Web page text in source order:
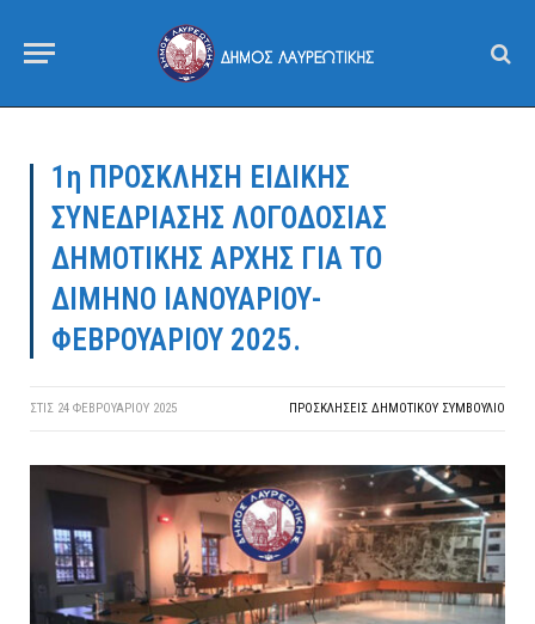
1η ΠΡΟΣΚΛΗΣΗ ΕΙΔΙΚΗΣ
ΣΥΝΕΔΡΙΑΣΗΣ ΛΟΓΟΔΟΣΙΑΣ
ΔΗΜΟΤΙΚΗΣ ΑΡΧΗΣ ΓΙΑ ΤΟ
ΔΙΜΗΝΟ ΙΑΝΟΥΑΡΙΟΥ-
ΦΕΒΡΟΥΑΡΙΟΥ 2025.
ΣΤΙΣ 24 ΦΕΒΡΟΥΑΡΊΟΥ 2025 ΠΡΟΣΚΛΉΣΕΙΣ ΔΗΜΟΤΙΚΟΎ ΣΥΜΒΟΎΛΙΟ